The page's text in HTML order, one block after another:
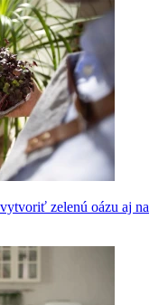
zelenú oázu aj na